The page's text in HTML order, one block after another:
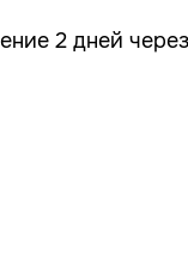
2 дней